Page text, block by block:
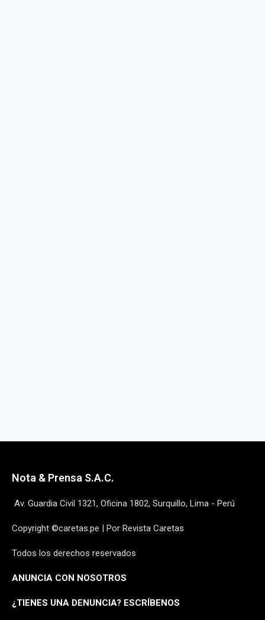
Nota & Prensa S.A.C.
Av. Guardia Civil 1321, Oficina 1802, Surquillo, Lima - Perú
Copyright ©caretas.pe | Por Revista Caretas
Todos los derechos reservados
ANUNCIA CON NOSOTROS
¿TIENES UNA DENUNCIA? ESCRÍBENOS